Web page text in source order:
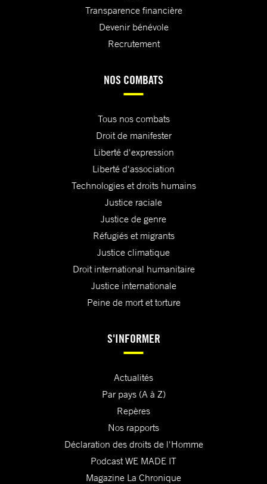
Transparence financière
Devenir bénévole
Recrutement
NOS COMBATS
Tous nos combats
Droit de manifester
Liberté d'expression
Liberté d'association
Technologies et droits humains
Justice raciale
Justice de genre
Réfugiés et migrants
Justice climatique
Droit international humanitaire
Justice internationale
Peine de mort et torture
S'INFORMER
Actualités
Par pays (A à Z)
Repères
Nos rapports
Déclaration des droits de l'Homme
Podcast WE MADE IT
Magazine La Chronique